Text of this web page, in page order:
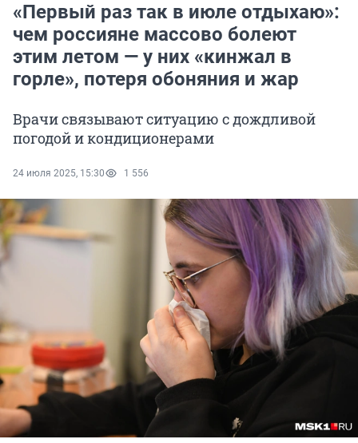
«Первый раз так в июле отдыхаю»:
чем россияне массово болеют
этим летом — у них «кинжал в
горле», потеря обоняния и жар
Врачи связывают ситуацию с дождливой
погодой и кондиционерами
24 июля 2025, 15:30 1 556